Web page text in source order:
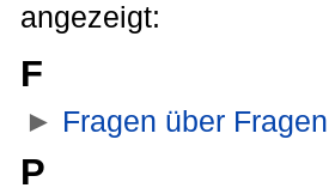
angezeigt:
F
► Fragen über Fragen
P